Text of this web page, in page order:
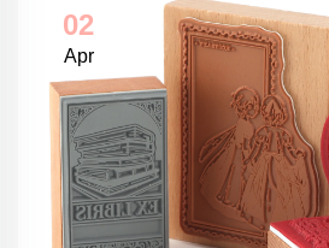
02
Apr